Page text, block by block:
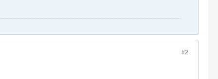
#2